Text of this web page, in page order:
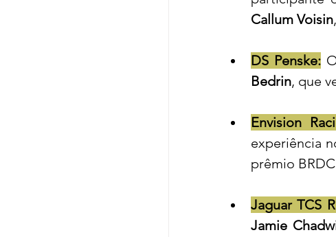
Callum Voisin
DS Penske:
Bedrin, que
Envision
experiência
prêmio
Jaguar TCS
Jamie